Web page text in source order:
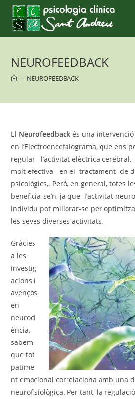
Saltar
contenido
NEUROFEEDBACK
NEUROFEEDBACK
El Neurofeedback és una
en l’Electroencefalograma, que ens
regular l’activitat elèctrica cerebral.
molt efectiva en el tractament de
psicològics,. Però, en general, totes
beneficia-se’n, ja que l’activitat
individu pot millorar-se per
les seves diverses activitats.
Gràcies
a les
investig
acions i
avenços
en
neuroci
ència,
sabem
que tot
patime
nt emocional correlaciona amb una
neurofisiològica. Per tant, la